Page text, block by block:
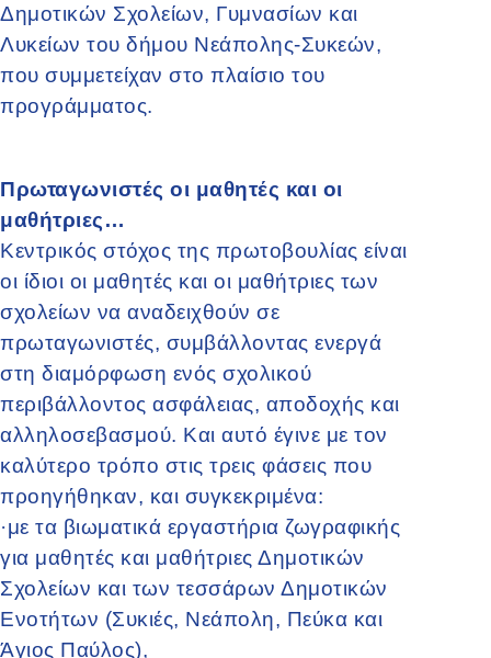
Δημοτικών Σχολείων, Γυμνασίων και
Λυκείων του δήμου Νεάπολης-Συκεών,
που συμμετείχαν στο πλαίσιο του
προγράμματος.
Πρωταγωνιστές οι μαθητές και οι
μαθήτριες…
Κεντρικός στόχος της πρωτοβουλίας είναι
οι ίδιοι οι μαθητές και οι μαθήτριες των
σχολείων να αναδειχθούν σε
πρωταγωνιστές, συμβάλλοντας ενεργά
στη διαμόρφωση ενός σχολικού
περιβάλλοντος ασφάλειας, αποδοχής και
αλληλοσεβασμού. Και αυτό έγινε με τον
καλύτερο τρόπο στις τρεις φάσεις που
προηγήθηκαν, και συγκεκριμένα:
·με τα βιωματικά εργαστήρια ζωγραφικής
για μαθητές και μαθήτριες Δημοτικών
Σχολείων και των τεσσάρων Δημοτικών
Ενοτήτων (Συκιές, Νεάπολη, Πεύκα και
Άγιος Παύλος),